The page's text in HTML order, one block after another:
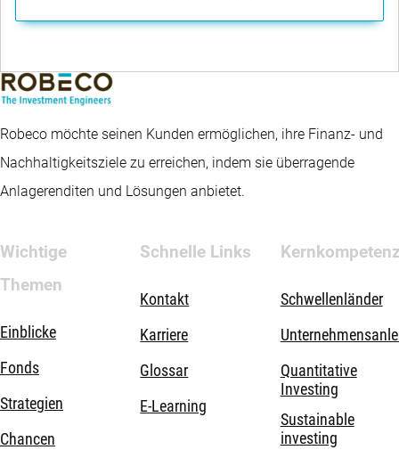
Robeco möchte seinen Kunden ermöglichen, ihre Finanz- und
Nachhaltigkeitsziele zu erreichen, indem sie überragende
Anlagerenditen und Lösungen anbietet.
Wichtige
Themen
Einblicke
Fonds
Strategien
Chancen
Schnelle Links
Kontakt
Karriere
Glossar
E-Learning
Schwellenländer
Quantitative
Investing
Sustainable
investing